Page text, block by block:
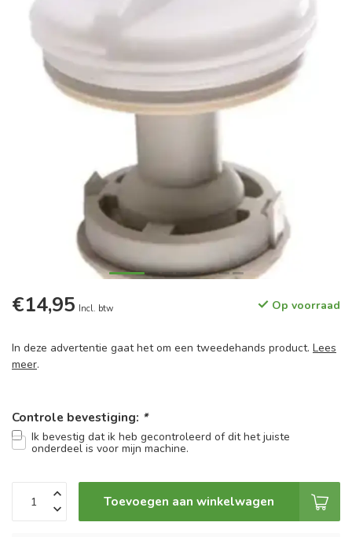
€14,95 Incl. btw Op voorraad
In deze advertentie gaat het om een tweedehands product. Lees
meer.
Controle bevestiging: *
Ik bevestig dat ik heb gecontroleerd of dit het juiste
onderdeel is voor mijn machine.
Toevoegen aan winkelwagen